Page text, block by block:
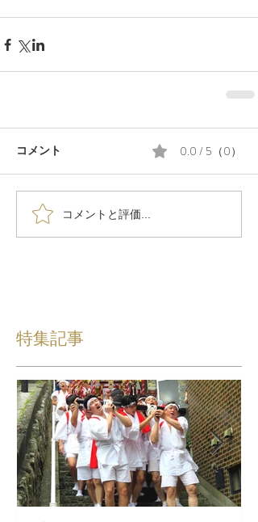
コメント 0.0 / 5（0）
コメントと評価...
特集記事